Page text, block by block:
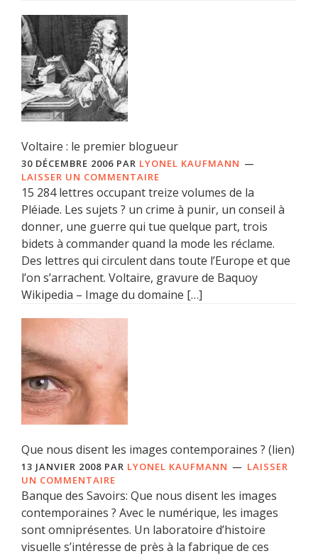
Voltaire : le premier blogueur
30 DÉCEMBRE 2006 PAR LYONEL KAUFMANN
LAISSER UN COMMENTAIRE
15 284 lettres occupant treize volumes de la
Pléiade. Les sujets ? un crime à punir, un conseil à
donner, une guerre qui tue quelque part, trois
bidets à commander quand la mode les réclame.
Des lettres qui circulent dans toute l’Europe et que
l’on s’arrachent. Voltaire, gravure de Baquoy
Wikipedia – Image du domaine […]
Que nous disent les images contemporaines ? (lien)
13 JANVIER 2008 PAR LYONEL KAUFMANN
LAISSER
UN COMMENTAIRE
Banque des Savoirs: Que nous disent les images
contemporaines ? Avec le numérique, les images
sont omniprésentes. Un laboratoire d’histoire
visuelle s’intéresse de près à la fabrique de ces